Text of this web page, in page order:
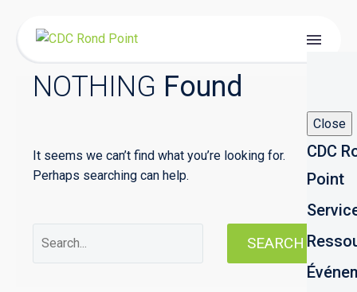
Close
CDC
Point
NOTHING Found
It seems we can’t find what you’re looking for.
Perhaps searching can help.
SEARCH